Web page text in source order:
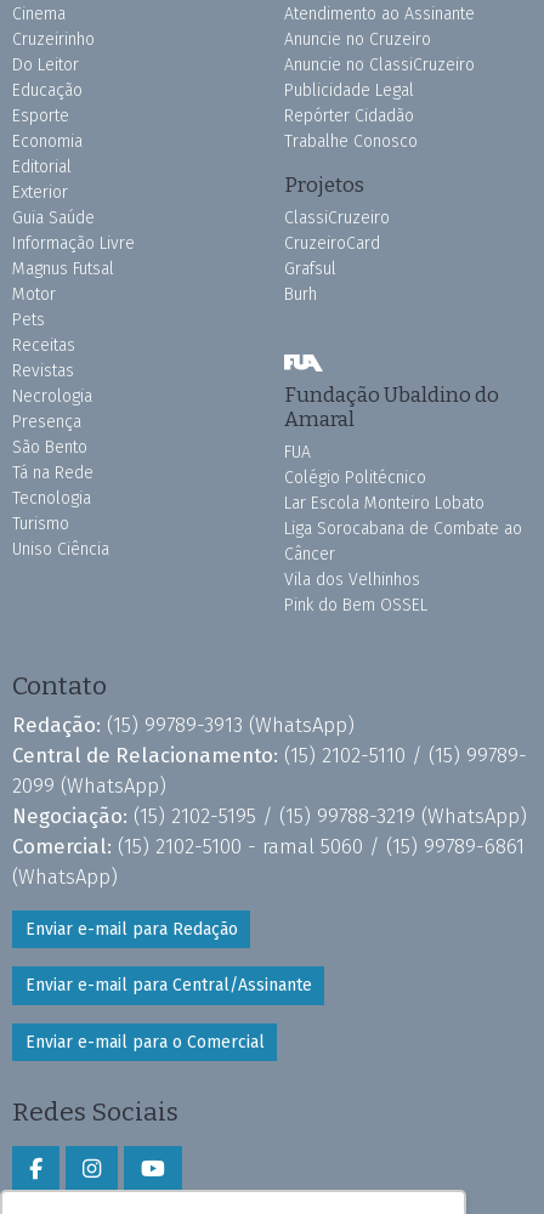
Cinema
Cruzeirinho
Do Leitor
Educação
Esporte
Economia
Editorial
Exterior
Guia Saúde
Informação Livre
Magnus Futsal
Motor
Pets
Receitas
Revistas
Necrologia
Presença
São Bento
Tá na Rede
Tecnologia
Turismo
Uniso Ciência
Atendimento ao Assinante
Anuncie no Cruzeiro
Anuncie no ClassiCruzeiro
Publicidade Legal
Repórter Cidadão
Trabalhe Conosco
Projetos
ClassiCruzeiro
CruzeiroCard
Grafsul
Burh
Fundação Ubaldino do
Amaral
FUA
Colégio Politécnico
Lar Escola Monteiro Lobato
Liga Sorocabana de Combate ao
Câncer
Vila dos Velhinhos
Pink do Bem OSSEL
Contato
Redação: (15) 99789-3913 (WhatsApp)
Central de Relacionamento: (15) 2102-5110 / (15) 99789-
2099 (WhatsApp)
Negociação: (15) 2102-5195 / (15) 99788-3219 (WhatsApp)
Comercial: (15) 2102-5100 - ramal 5060 / (15) 99789-6861
(WhatsApp)
Enviar e-mail para Redação
Enviar e-mail para Central/Assinante
Enviar e-mail para o Comercial
Redes Sociais